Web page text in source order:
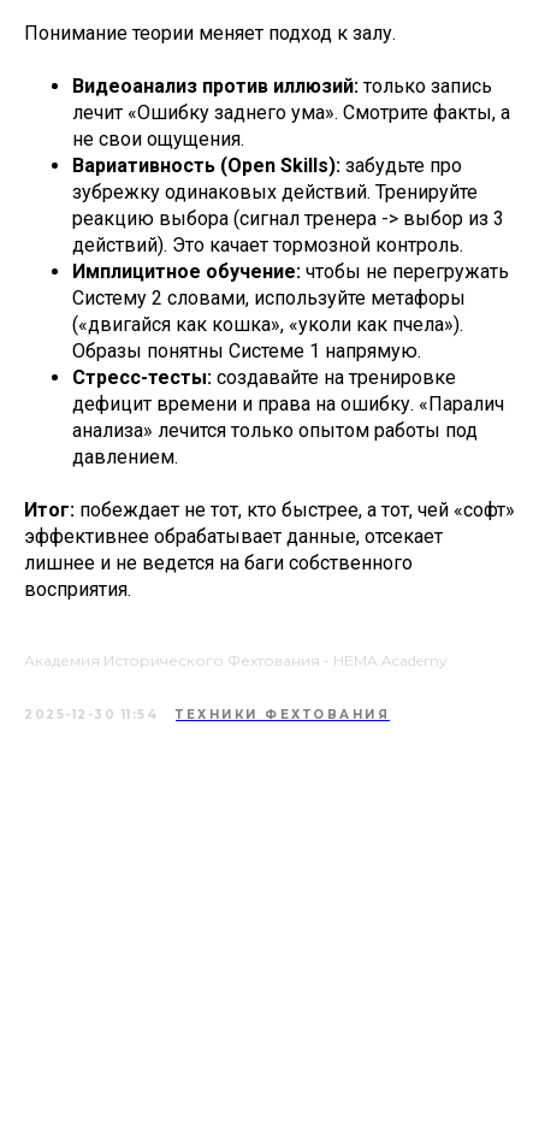
Понимание теории меняет подход к залу.
Видеоанализ против иллюзий:только запись
лечит «Ошибку заднего ума». Смотрите факты, а
не свои ощущения.
Вариативность (Open Skills): забудьте про
зубрежку одинаковых действий. Тренируйте
реакцию выбора (сигнал тренера -> выбор из 3
действий). Это качает тормозной контроль.
Имплицитное обучение: чтобы не перегружать
Систему 2 словами, используйте метафоры
(«двигайся как кошка», «уколи как пчела»).
Образы понятны Системе 1 напрямую.
Стресс-тесты: создавайте на тренировке
дефицит времени и права на ошибку. «Паралич
анализа» лечится только опытом работы под
давлением.
Итог: побеждает не тот, кто быстрее, а тот, чей «софт»
эффективнее обрабатывает данные, отсекает
лишнее и не ведется на баги собственного
восприятия.
Академия Исторического Фехтования - HEMA Academy
2025-12-30 11:54 ТЕХНИКИ ФЕХТОВАНИЯ